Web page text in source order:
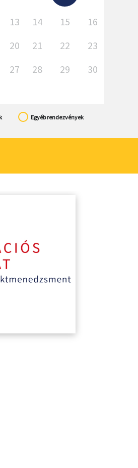
13 14 15
16
20 21 22
23
27 28 29
30
Egyéb rendezvények